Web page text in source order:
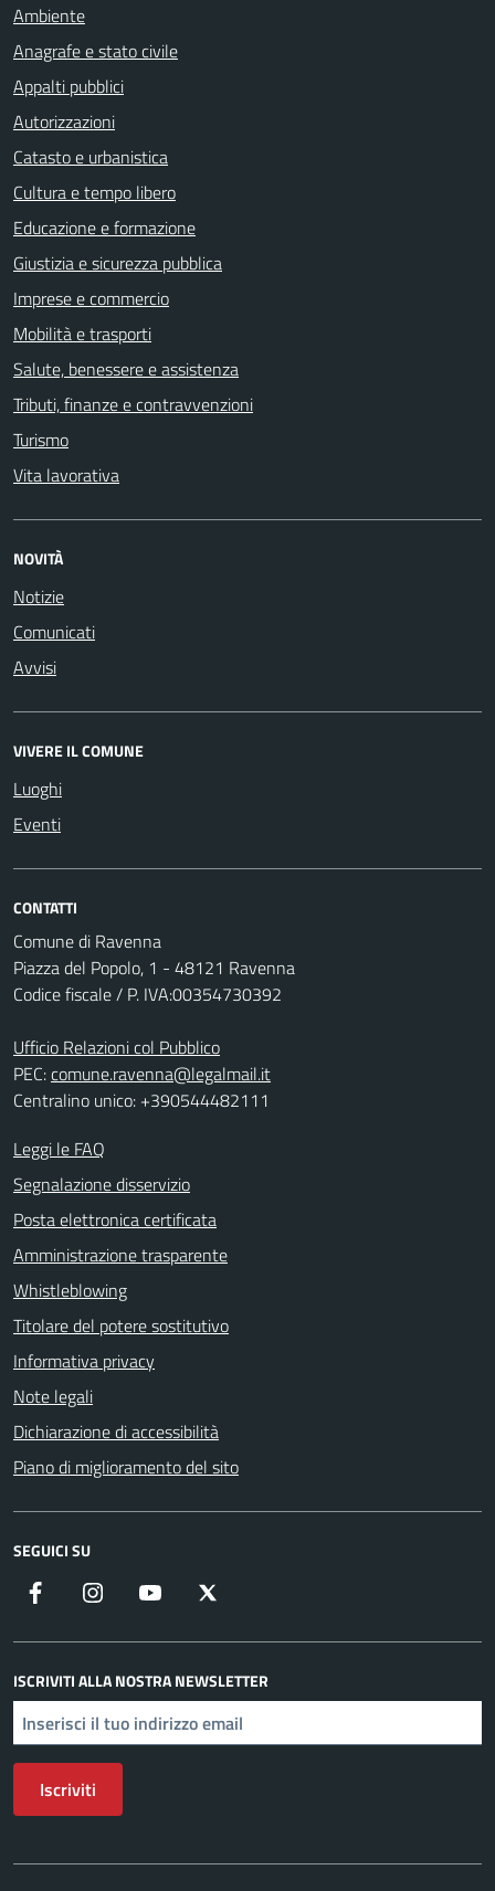
Ambiente
Anagrafe e stato civile
Appalti pubblici
Autorizzazioni
Catasto e urbanistica
Cultura e tempo libero
Educazione e formazione
Giustizia e sicurezza pubblica
Imprese e commercio
Mobilità e trasporti
Salute, benessere e assistenza
Tributi, finanze e contravvenzioni
Turismo
Vita lavorativa
NOVITÀ
Notizie
Comunicati
Avvisi
VIVERE IL COMUNE
Luoghi
Eventi
CONTATTI
Comune di Ravenna
Piazza del Popolo, 1 - 48121 Ravenna
Codice fiscale / P. IVA:00354730392
Ufficio Relazioni col Pubblico
PEC:comune.ravenna@legalmail.it
Centralino unico: +390544482111
Leggi le FAQ
Segnalazione disservizio
Posta elettronica certificata
Amministrazione trasparente
Whistleblowing
Titolare del potere sostitutivo
Informativa privacy
Note legali
Dichiarazione di accessibilità
Piano di miglioramento del sito
SEGUICI SU
Facebook Instagram YouTube
ISCRIVITI ALLA NOSTRA NEWSLETTER